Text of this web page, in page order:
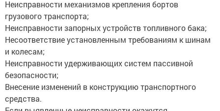
Неисправности механизмов крепления бортов
грузового транспорта;
Неисправности запорных устройств топливного бака;
Несоответствие установленным требованиям к шинам
и колесам;
Неисправности удерживающих систем пассивной
безопасности;
Внесение изменений в конструкцию транспортного
средства.